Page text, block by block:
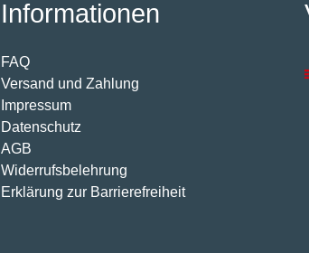
Informationen
FAQ
Versand und Zahlung
Impressum
Datenschutz
AGB
Widerrufsbelehrung
Erklärung zur Barrierefreiheit